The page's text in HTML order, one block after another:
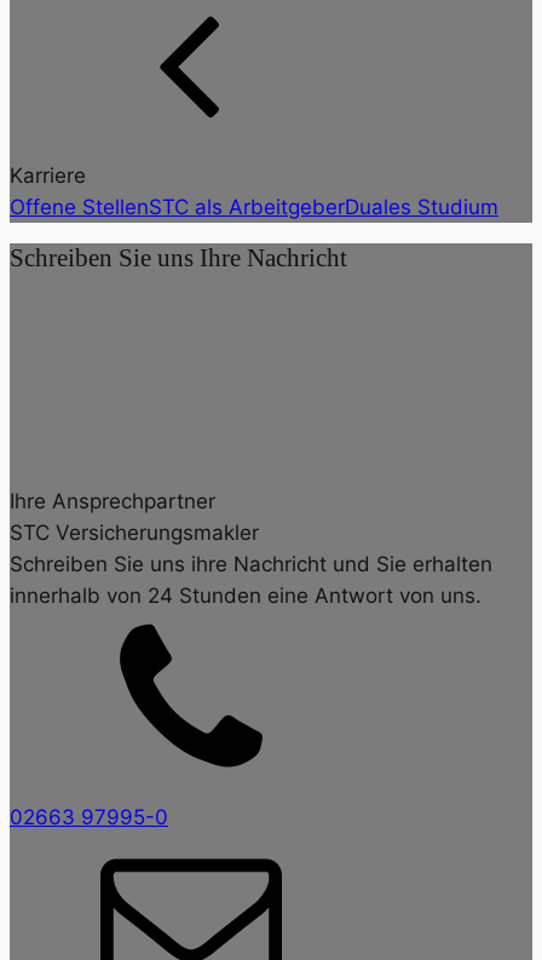
Karriere
Offene StellenSTC als ArbeitgeberDuales Studium
Schreiben Sie uns Ihre Nachricht
Ihre Ansprechpartner
STC Versicherungsmakler
Schreiben Sie uns ihre Nachricht und Sie erhalten
innerhalb von 24 Stunden eine Antwort von uns.
02663 97995-0